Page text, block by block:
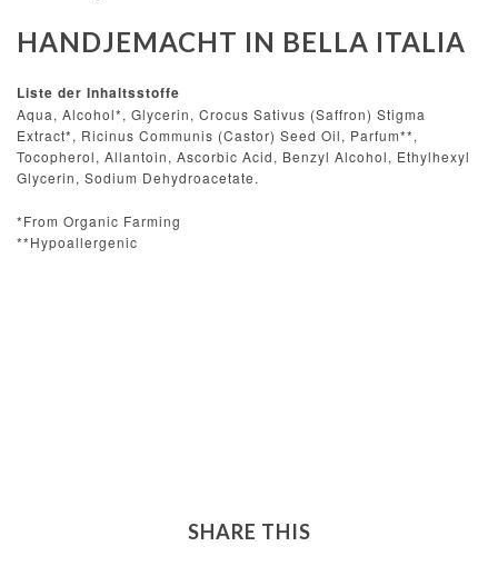
HANDJEMACHT IN BELLA ITALIA
Liste der Inhaltsstoffe
Aqua, Alcohol*, Glycerin, Crocus Sativus (Saffron) Stigma
Extract*, Ricinus Communis (Castor) Seed Oil, Parfum**,
Tocopherol, Allantoin, Ascorbic Acid, Benzyl Alcohol, Ethylhexyl
Glycerin, Sodium Dehydroacetate.
*From Organic Farming
**Hypoallergenic
SHARE THIS